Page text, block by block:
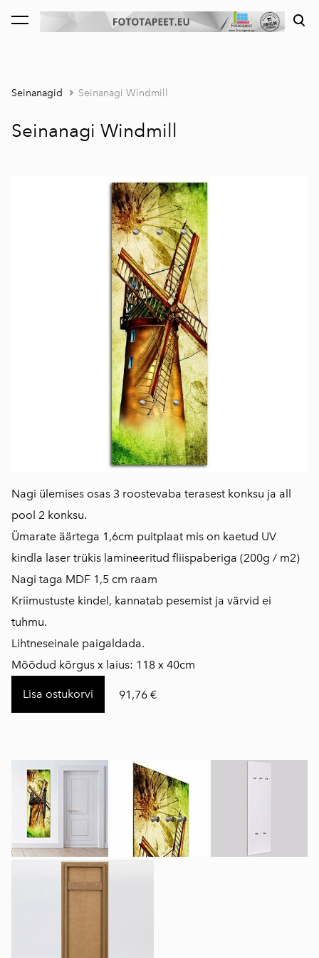
lisati ostukorvi. Vaata ostukorvi
Seinanagid Seinanagi Windmill
Seinanagi Windmill
Nagi ülemises osas 3 roostevaba terasest konksu ja all
pool 2 konksu.
Ümarate äärtega 1,6cm puitplaat mis on kaetud UV
kindla laser trükis lamineeritud fliispaberiga (200g / m2)
Nagi taga MDF 1,5 cm raam
Kriimustuste kindel, kannatab pesemist ja värvid ei
tuhmu.
Lihtneseinale paigaldada.
Mõõdud kõrgus x laius: 118 x 40cm
Lisa ostukorvi 91,76 €